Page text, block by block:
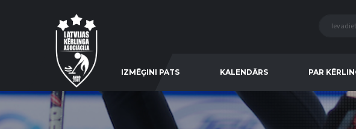
IZMĒĢINI PATS KALENDĀRS PAR